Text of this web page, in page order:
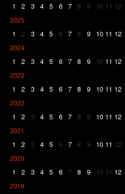
1 2 3 4 5 6 7 8 9 10 11 12
2025
1 2 3 4 5 6 7 8 9 10 11 12
2024
1 2 3 4 5 6 7 8 9 10 11 12
2023
1 2 3 4 5 6 7 8 9 10 11 12
2022
1 2 3 4 5 6 7 8 9 10 11 12
2021
1 2 3 4 5 6 7 8 9 10 11 12
2020
1 2 3 4 5 6 7 8 9 10 11 12
2019